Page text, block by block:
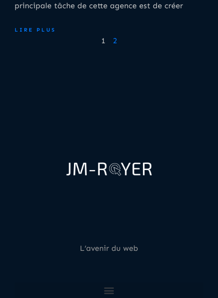
principale tâche de cette agence est de créer
LIRE PLUS
1 2
L’avenir du web